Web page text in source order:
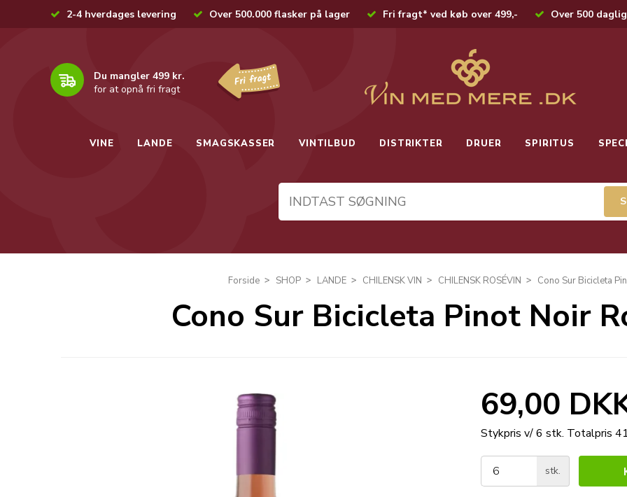
2-4 hverdages levering Over 500.000 flasker på lager Fri fragt* ved køb over 499,- Over 500
Du mangler 499 kr.
for at opnå fri fragt
VINE LANDE SMAGSKASSER VINTILBUD DISTRIKTER DRUER SPIRITUS
Forside SHOP LANDE CHILENSK VIN CHILENSK ROSÉVIN Cono Sur Bicicleta
Cono Sur Bicicleta Pinot Noir
69,00
Stykpris v/ 6 stk. Totalpris
stk.